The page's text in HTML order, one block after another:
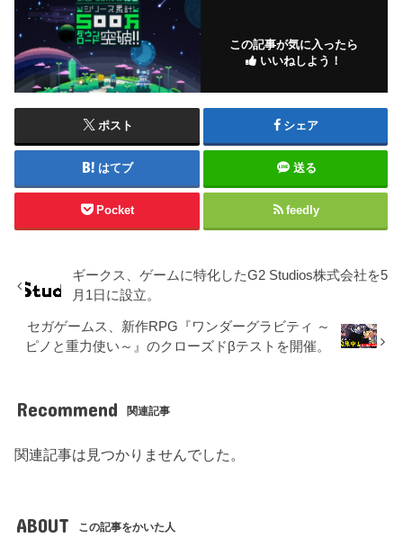
この記事が気に入ったら
いいねしよう！
ポスト シェア
はてブ 送る
Pocket feedly
ギークス、ゲームに特化したG2 Studios株式会社を5
月1日に設立。
セガゲームス、新作RPG『ワンダーグラビティ ～
ピノと重力使い～』のクローズドβテストを開催。
Recommend 関連記事
関連記事は見つかりませんでした。
ABOUT この記事をかいた人